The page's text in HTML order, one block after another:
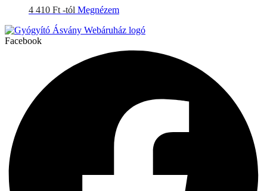
változatok
a
termékoldalon
ki
4 410 Ft -tól MegnézemEnnek
terméknek
variációja
termékoldalon
választhatók
ki
Facebook